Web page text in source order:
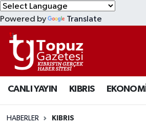
Powered by Translate
CANLI YAYIN KIBRIS EKONOMİ
HABERLER KIBRIS
KIBRIS
DÜNYA
EKONOMİ
MAGAZİN
Lefkoşa Nöbetçi Eczaneler
Lefkoşa Hava Durumu
Lefkoşa Trafik Yoğunluk
Süper Lig Puan Durumu ve